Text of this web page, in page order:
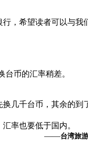
，希望读者可以与我
币的汇率稍差。
几千台币，其余的到
率也要低于国内。
——台湾旅